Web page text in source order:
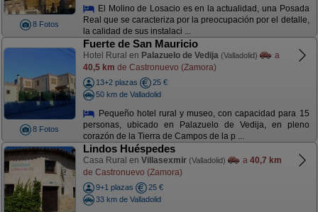
8 Fotos
El Molino de Losacio es en la actualidad, una Posada
Real que se caracteriza por la preocupación por el detalle,
la calidad de sus instalaci ...
8 Fotos
Fuerte de San Mauricio
Hotel Rural en Palazuelo de Vedija (Valladolid)
a
40,5 km de Castronuevo (Zamora)
13+2 plazas
25 €
50 km de Valladolid
Pequeño hotel rural y museo, con capacidad para 15
personas, ubicado en Palazuelo de Vedija, en pleno
corazón de la Tierra de Campos de la p ...
Lindos Huéspedes
Casa Rural en Villasexmir (Valladolid) a 40,7 km
de Castronuevo (Zamora)
9+1 plazas
25 €
33 km de Valladolid